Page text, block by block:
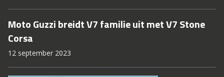
Moto Guzzi breidt V7 familie uit met V7 Stone
Corsa
12 september 2023